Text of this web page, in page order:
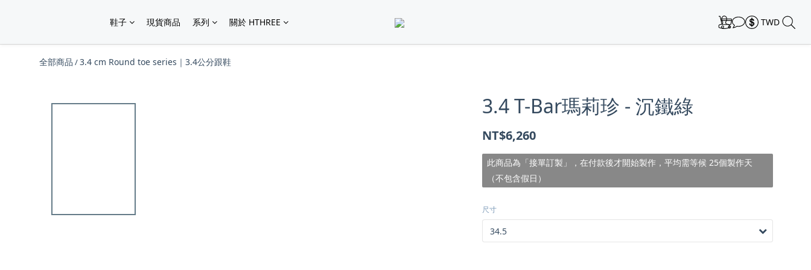
鞋子 現貨商品 系列 關於 HTHREE TWD
全部商品 /3.4 cm Round toe series｜3.4公分跟鞋
3.4 T-Bar瑪莉珍 - 沉鐵綠
NT$6,260
此商品為「接單訂製」，在付款後才開始製作，平均需等候 25個製作天
（不包含假日）
尺寸